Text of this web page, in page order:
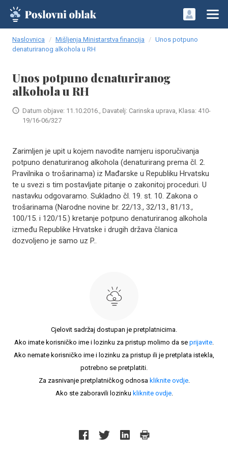
Naslovnica Mišljenja Ministarstva financija
Unos potpuno
denaturiranog alkohola u RH
Unos potpuno denaturiranog
alkohola u RH
Datum objave: 11.10.2016., Davatelj: Carinska uprava, Klasa: 410-
19/16-06/327
Zarimljen je upit u kojem navodite namjeru isporučivanja
potpuno denaturiranog alkohola (denaturirang prema čl. 2.
Pravilnika o trošarinama) iz Mađarske u Republiku Hrvatsku
te u svezi s tim postavljate pitanje o zakonitoj proceduri. U
nastavku odgovaramo. Sukladno čl. 19. st. 10. Zakona o
trošarinama (Narodne novine br. 22/13., 32/13., 81/13.,
100/15. i 120/15.) kretanje potpuno denaturiranog alkohola
između Republike Hrvatske i drugih država članica
dozvoljeno je samo uz P..
Cjelovit sadržaj dostupan je pretplatnicima.
Ako imate korisničko ime i lozinku za pristup molimo da se prijavite.
Ako nemate korisničko ime i lozinku za pristup ili je pretplata istekla,
potrebno se pretplatiti.
Za zasnivanje pretplatničkog odnosa kliknite ovdje.
Ako ste zaboravili lozinku kliknite ovdje.